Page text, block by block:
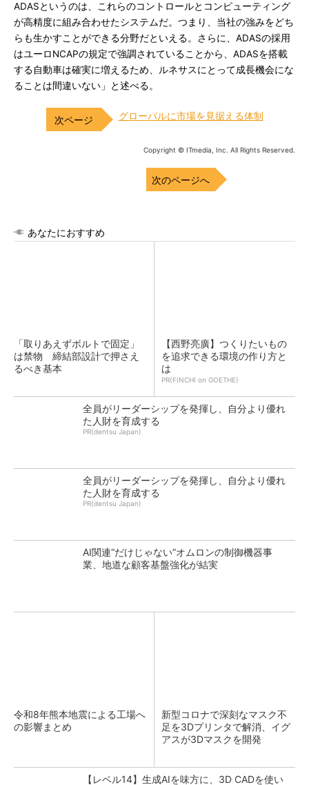
ADASというのは、これらのコントロールとコンピューティング
が高精度に組み合わせたシステムだ。つまり、当社の強みをどち
らも生かすことができる分野だといえる。さらに、ADASの採用
はユーロNCAPの規定で強調されていることから、ADASを搭載
する自動車は確実に増えるため、ルネサスにとって成長機会にな
ることは間違いない」と述べる。
グローバルに市場を見据える体制
Copyright © ITmedia, Inc. All Rights Reserved.
次のページへ
あなたにおすすめ
「取りあえずボルトで固定」
は禁物 締結部設計で押さえ
るべき基本
【西野亮廣】つくりたいもの
を追求できる環境の作り方と
は
PR(FINCHI on GOETHE)
全員がリーダーシップを発揮し、自分より優れ
た人財を育成する
PR(dentsu Japan)
全員がリーダーシップを発揮し、自分より優れ
た人財を育成する
PR(dentsu Japan)
AI関連“だけじゃない”オムロンの制御機器事
業、地道な顧客基盤強化が結実
令和8年熊本地震による工場へ
の影響まとめ
新型コロナで深刻なマスク不
足を3Dプリンタで解消、イグ
アスが3Dマスクを開発
【レベル14】生成AIを味方に、3D CADを使い